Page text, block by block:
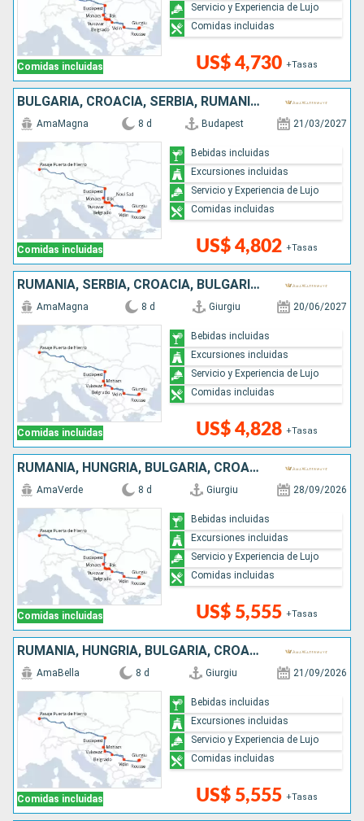
Comidas incluidas US$ 4,730 +Tasas
Servicio y Experiencia de Lujo
Comidas incluidas
BULGARIA, CROACIA, SERBIA, RUMANIA, HUNGRÍA
Comidas incluidas
AmaMagna 8 d Budapest 21/03/2027
US$ 4,802 +Tasas
Bebidas incluidas
Excursiones incluidas
Servicio y Experiencia de Lujo
Comidas incluidas
RUMANIA, SERBIA, CROACIA, BULGARIA, HUNGRÍA
Comidas incluidas
AmaMagna 8 d Giurgiu 20/06/2027
US$ 4,828 +Tasas
Bebidas incluidas
Excursiones incluidas
Servicio y Experiencia de Lujo
Comidas incluidas
RUMANIA, HUNGRÍA, BULGARIA, CROACIA, SERBIA
Comidas incluidas
AmaVerde 8 d Giurgiu 28/09/2026
US$ 5,555 +Tasas
Bebidas incluidas
Excursiones incluidas
Servicio y Experiencia de Lujo
Comidas incluidas
RUMANIA, HUNGRÍA, BULGARIA, CROACIA, SERBIA
Comidas incluidas
AmaBella 8 d Giurgiu 21/09/2026
US$ 5,555 +Tasas
Bebidas incluidas
Excursiones incluidas
Servicio y Experiencia de Lujo
Comidas incluidas